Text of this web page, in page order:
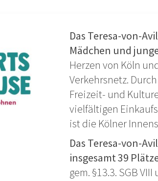
Das Teresa-von-
Mädchen und
Herzen von Köln
Verkehrsnetz.
Freizeit- und
vielfältigen
ist die Kölner
Das Teresa-von-
insgesamt 39
gem. §13.3. SGB